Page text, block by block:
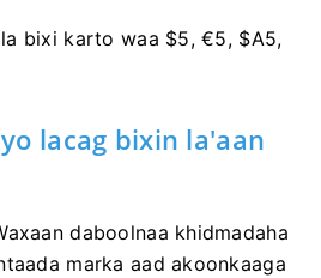
bixi karto waa $5, €5, $A5,
lacag bixin la'aan
daboolnaa khidmadaha
marka aad akoonkaaga